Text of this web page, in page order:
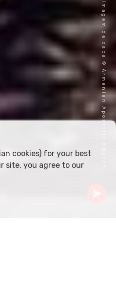
Imagem de capa © Armenian Apostolic Church
cookies) for your best
site, you agree to our